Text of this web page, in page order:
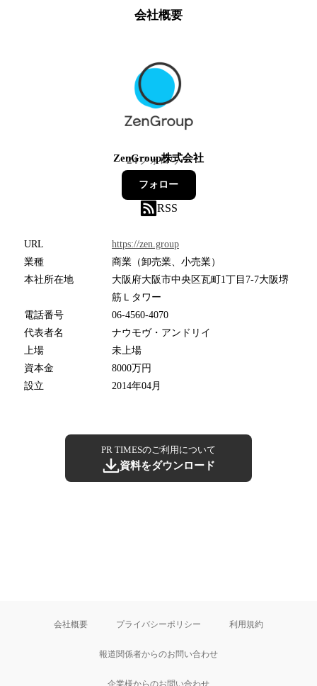
会社概要
ZenGroup株式会社
24フォロワー
フォロー
RSS
URL
https://zen.group
業種
商業（卸売業、小売業）
本社所在地
大阪府大阪市中央区瓦町1丁目7-7大阪堺
筋Ｌタワー
電話番号
06-4560-4070
代表者名
ナウモヴ・アンドリイ
上場
未上場
資本金
8000万円
設立
2014年04月
PR TIMESのご利用について
資料をダウンロード
会社概要 プライバシーポリシー 利用規約
報道関係者からのお問い合わせ
企業様からのお問い合わせ